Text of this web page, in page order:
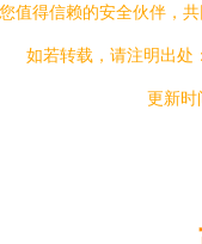
值得信赖的安全伙伴，
如若转载，请注明出
更新时